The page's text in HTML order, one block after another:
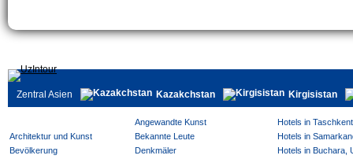
Zentral Asien Kazakchstan Kirgisistan
Angewandte Kunst
Architektur und Kunst
Bekannte Leute
Bevölkerung
Denkmäler
Hotels in
Hotels in
Hotels in Buchara,